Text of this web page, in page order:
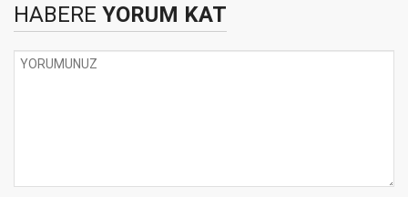
HABERE YORUM KAT